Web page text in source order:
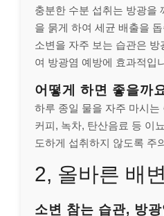
충분한 수분 섭취는 방광을
을 묽게 하여 세균 배출을
소변을 자주 보는 습관은
여 방광염 예방에 효과적입
어떻게 하면 좋을까
하루 종일 물을 자주 마시는
커피, 녹차, 탄산음료 등 이
도하게 섭취하지 않도록 주
2, 올바른 배
소변 참는 습관, 방